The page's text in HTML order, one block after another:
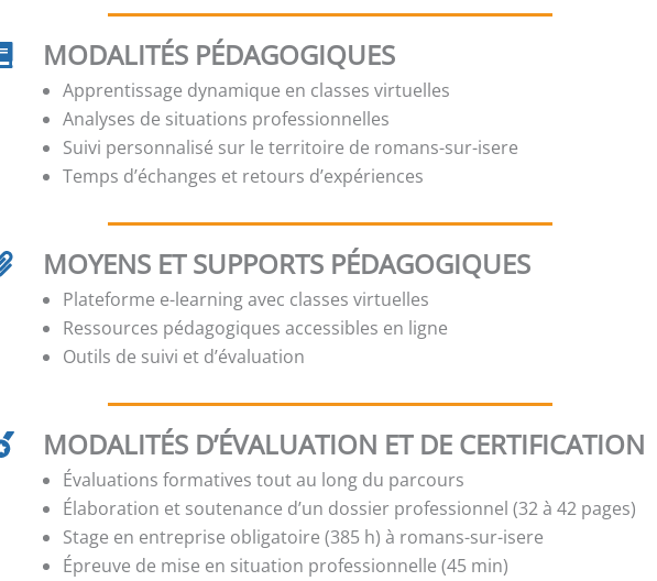
MODALITÉS PÉDAGOGIQUES
Apprentissage dynamique en classes virtuelles
Analyses de situations professionnelles
Suivi personnalisé sur le territoire de romans-sur-isere
Temps d’échanges et retours d’expériences
MOYENS ET SUPPORTS PÉDAGOGIQUES
Plateforme e-learning avec classes virtuelles
Ressources pédagogiques accessibles en ligne
Outils de suivi et d’évaluation
MODALITÉS D’ÉVALUATION ET DE CERTIFICATION
Évaluations formatives tout au long du parcours
Élaboration et soutenance d’un dossier professionnel (32 à 42 pages)
Stage en entreprise obligatoire (385 h) à romans-sur-isere
Épreuve de mise en situation professionnelle (45 min)